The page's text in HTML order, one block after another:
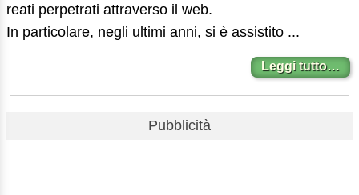
reati perpetrati attraverso il web.
In particolare, negli ultimi anni, si è assistito ...
Leggi tutto…
Pubblicità